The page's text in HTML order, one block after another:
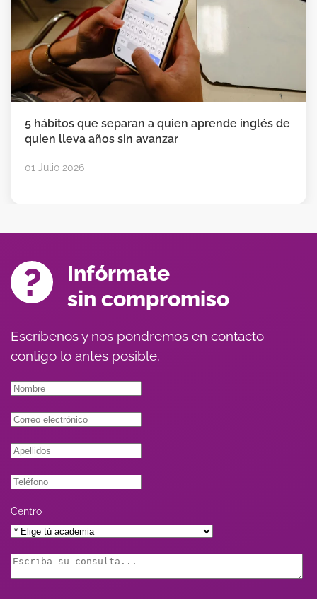
5 hábitos que separan a quien aprende inglés de
quien lleva años sin avanzar
01 Julio 2026
Infórmate
sin compromiso
Escríbenos y nos pondremos en contacto
contigo lo antes posible.
Centro